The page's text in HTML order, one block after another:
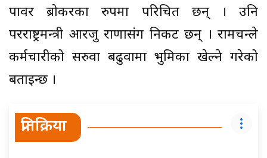
पावर ब्रोकरका रुपमा परिचित छन् । उनि
परराष्ट्रमन्त्री आरजु राणासंग निकट छन् । रामचन्द्रले
कर्मचारीको सरुवा बढुवामा भुमिका खेल्ने गरेको
बताइन्छ ।
प्रतिक्रिया